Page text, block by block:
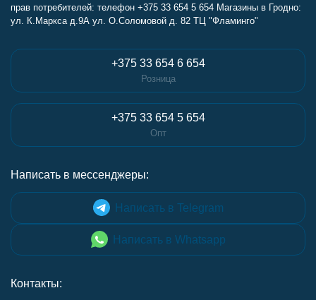
прав потребителей: телефон +375 33 654 5 654 Магазины в Гродно:
ул. К.Маркса д.9А ул. О.Соломовой д. 82 ТЦ "Фламинго"
+375 33 654 6 654
Розница
+375 33 654 5 654
Опт
Написать в мессенджеры:
Написать в Telegram
Написать в Whatsapp
Контакты: